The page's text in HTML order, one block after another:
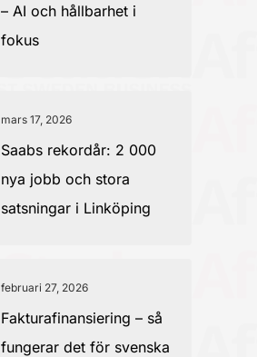
– AI och hållbarhet i
fokus
mars 17, 2026
Saabs rekordår: 2 000
nya jobb och stora
satsningar i Linköping
februari 27, 2026
Fakturafinansiering – så
fungerar det för svenska